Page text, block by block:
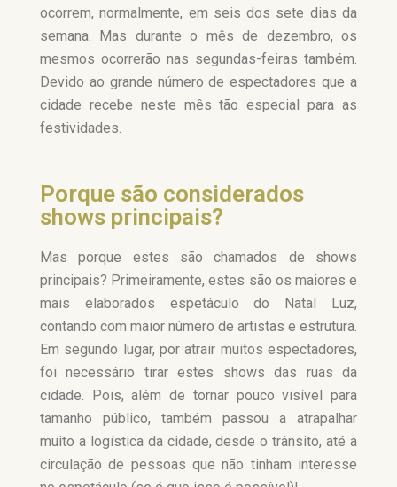
ocorrem, normalmente, em seis dos sete dias da
semana. Mas durante o mês de dezembro, os
mesmos ocorrerão nas segundas-feiras também.
Devido ao grande número de espectadores que a
cidade recebe neste mês tão especial para as
festividades.
Porque são considerados
shows principais?
Mas porque estes são chamados de shows
principais? Primeiramente, estes são os maiores e
mais elaborados espetáculo do Natal Luz,
contando com maior número de artistas e estrutura.
Em segundo lugar, por atrair muitos espectadores,
foi necessário tirar estes shows das ruas da
cidade. Pois, além de tornar pouco visível para
tamanho público, também passou a atrapalhar
muito a logística da cidade, desde o trânsito, até a
circulação de pessoas que não tinham interesse